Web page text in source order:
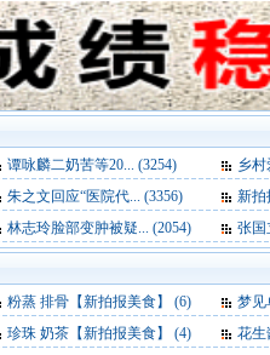
谭咏麟二奶苦等20... (3254)
乡
朱之文回应“医院代... (3356)
新拍
林志玲脸部变肿被疑... (2054) 张国
粉蒸 排骨【新拍报美食】 (6)
梦见单峰
珍珠 奶茶【新拍报美食】 (4)
花生